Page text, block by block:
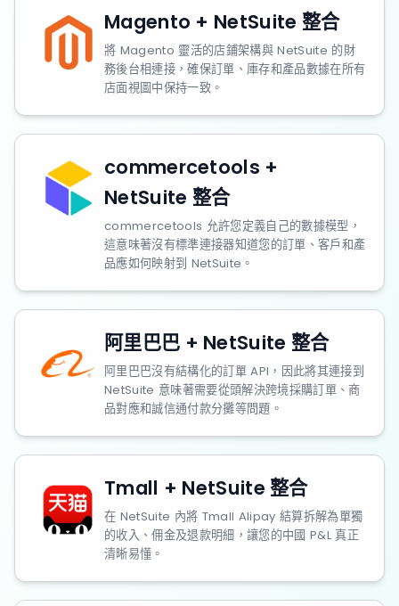
Magento + NetSuite 整合
將 Magento 靈活的店鋪架構與 NetSuite 的財
務後台相連接，確保訂單、庫存和產品數據在所有
店面視圖中保持一致。
commercetools +
NetSuite 整合
commercetools 允許您定義自己的數據模型，
這意味著沒有標準連接器知道您的訂單、客戶和產
品應如何映射到 NetSuite。
阿里巴巴 + NetSuite 整合
阿里巴巴沒有結構化的訂單 API，因此將其連接到
NetSuite 意味著需要從頭解決跨境採購訂單、商
品對應和誠信通付款分攤等問題。
Tmall + NetSuite 整合
在 NetSuite 內將 Tmall Alipay 結算拆解為單獨
的收入、佣金及退款明細，讓您的中國 P&L 真正
清晰易懂。